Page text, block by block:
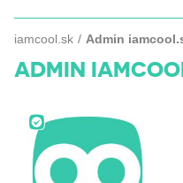
iamcool.sk Admin
ADMIN